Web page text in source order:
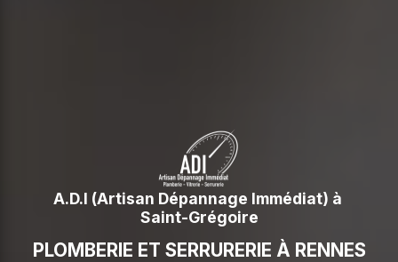
A.D.I (Artisan Dépannage Immédiat) à
Saint-Grégoire
PLOMBERIE ET SERRURERIE À RENNES